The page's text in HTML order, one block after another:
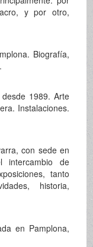
y por otro,
Biografía,
1989. Arte
Instalaciones.
con sede en
intercambio de
tanto
historia,
en Pamplona,